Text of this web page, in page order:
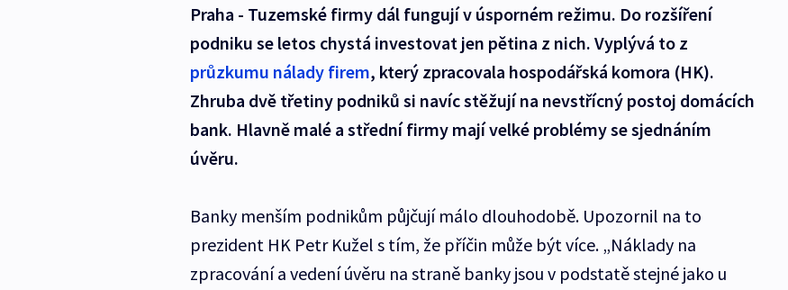
Praha - Tuzemské firmy dál fungují v úsporném režimu. Do rozšíření
podniku se letos chystá investovat jen pětina z nich. Vyplývá to z
průzkumu nálady firem, který zpracovala hospodářská komora (HK).
Zhruba dvě třetiny podniků si navíc stěžují na nevstřícný postoj domácích
bank. Hlavně malé a střední firmy mají velké problémy se sjednáním
úvěru.
Banky menším podnikům půjčují málo dlouhodobě. Upozornil na to
prezident HK Petr Kužel s tím, že příčin může být více. „Náklady na
zpracování a vedení úvěru na straně banky jsou v podstatě stejné jako u